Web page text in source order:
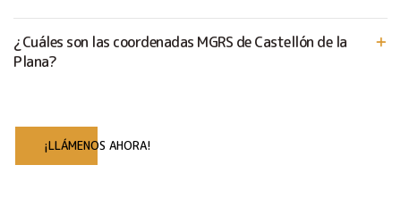
¿Cuáles son las coordenadas MGRS de Castellón de la
Plana?
¡LLÁMENOS AHORA!